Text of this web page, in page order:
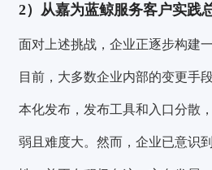
2）从嘉为蓝鲸服务客户实践
面对上述挑战，企业正逐步构建
目前，大多数企业内部的变更手
本化发布，发布工具和入口分散
弱且难度大。然而，企业已意识